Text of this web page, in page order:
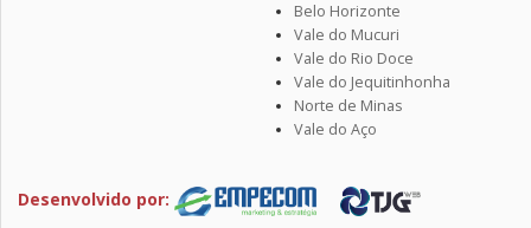
Belo Horizonte
Vale do Mucuri
Vale do Rio Doce
Vale do Jequitinhonha
Norte de Minas
Vale do Aço
Desenvolvido por: